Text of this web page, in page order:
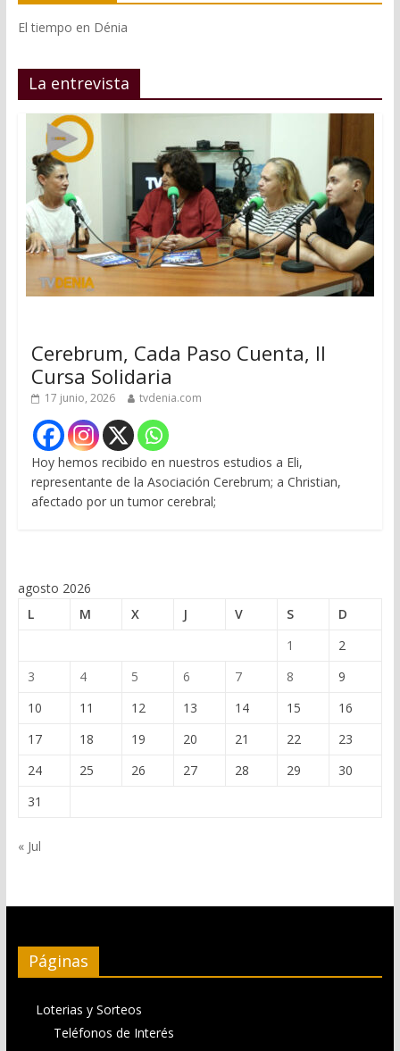
El tiempo en Dénia
La entrevista
Cerebrum, Cada Paso Cuenta, II
Cursa Solidaria
17 junio, 2026 tvdenia.com
Hoy hemos recibido en nuestros estudios a Eli,
representante de la Asociación Cerebrum; a Christian,
afectado por un tumor cerebral;
agosto 2026
L
M X J V S
D
1
2
3
4 5 6 7 8
9
10
11 12 13 14 15
16
17
18 19 20 21 22
23
24
25 26 27 28 29
30
31
« Jul
Páginas
Loterias y Sorteos
Teléfonos de Interés